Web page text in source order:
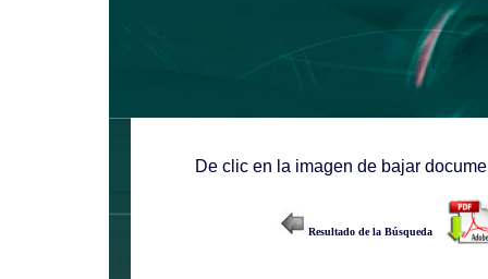
De clic en la imagen de bajar
Resultado de la Búsqueda